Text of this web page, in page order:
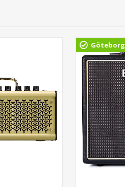
Göteborg